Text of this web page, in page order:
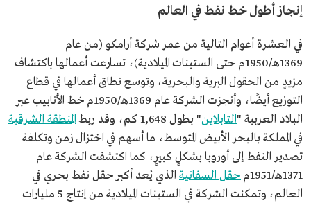
إنجاز أطول خط نفط في العالم
في العشرة أعوام التالية من عمر شركة أرامكو (من عام
1369هـ/1950م حتى الستينات الميلادية)، تسارعت أعمالها باكتشاف
مزيدٍ من الحقول البرية والبحرية، وتوسع نطاق أعمالها في قطاع
التوزيع أيضًا، وأنجزت الشركة عام 1369هـ/1950م خط الأنابيب عبر
البلاد العربية "التابلاين" بطول 1,648 كم، وقد ربط
المنطقة الشرقية
في المملكة بالبحر الأبيض المتوسط، ما أسهم في اختزال زمن وتكلفة
تصدير النفط إلى أوروبا بشكلٍ كبيرٍ، كما اكتشفت الشركة عام
1371هـ/1951م
حقل السفانية الذي يُعد أكبر حقل نفط بحري في
العالم، وتمكنت الشركة في الستينات الميلادية من إنتاج 5 مليارات